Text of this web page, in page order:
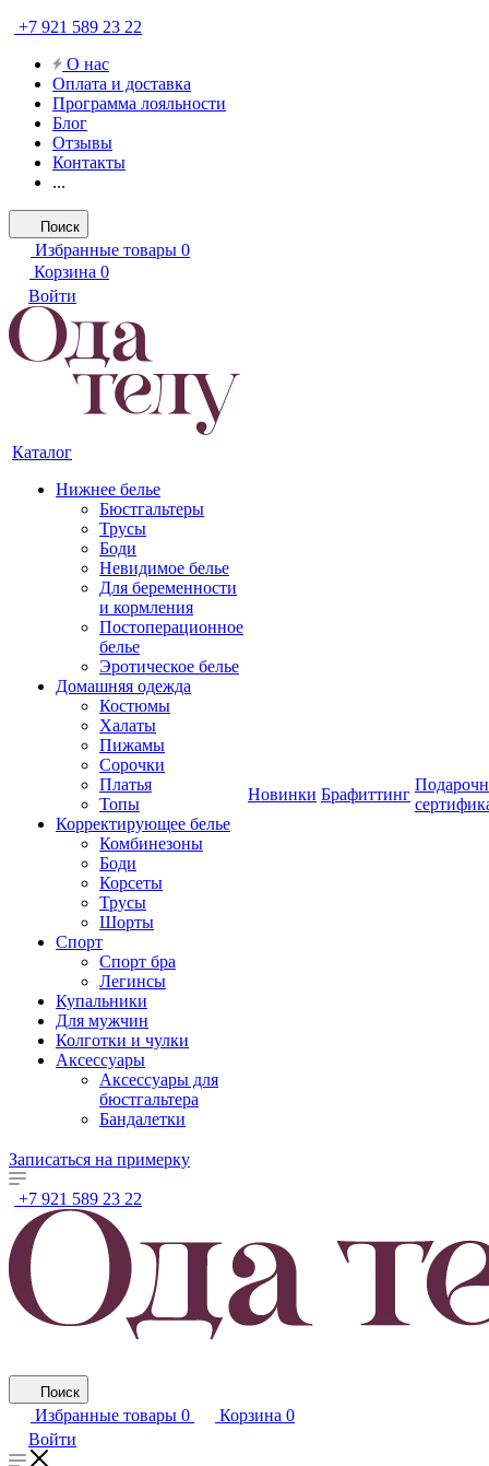
+7 921 589 23 22
О нас
Оплата и доставка
Программа лояльности
Блог
Отзывы
Контакты
...
Поиск
Избранные товары 0
Корзина 0
Войти
Каталог
Нижнее белье
Бюстгальтеры
Трусы
Боди
Невидимое белье
Для беременности
и кормления
Постоперационное
белье
Эротическое белье
Домашняя одежда
Костюмы
Халаты
Пижамы
Сорочки
Платья
Топы
Корректирующее белье
Комбинезоны
Боди
Корсеты
Трусы
Шорты
Спорт
Спорт бра
Легинсы
Купальники
Для мужчин
Колготки и чулки
Аксессуары
Аксессуары для
бюстгальтера
Бандалетки
Новинки Брафиттинг
Записаться на примерку
+7 921 589 23 22
Поиск
Избранные товары 0 Корзина 0
Войти